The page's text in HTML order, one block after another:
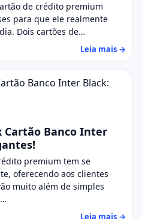
de crédito premium
para que ele realmente
Dois cartões de…
Leia mais →
Banco Inter
premium tem se
oferecendo aos clientes
muito além de simples
Leia mais →